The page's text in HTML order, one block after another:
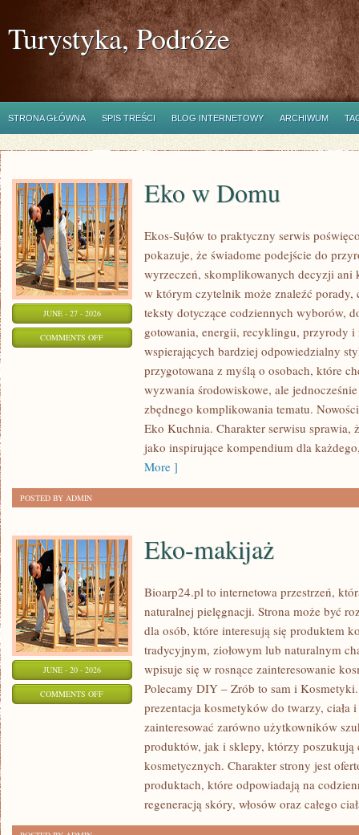
Turystyka, Podróże
STRONA GŁÓWNA SPIS TREŚCI BLOG INTERNETOWY ARCHIWUM
JUNE - 27 - 2026
COMMENTS OFFON
Eko w Domu
Ekos-Sułów to praktyczny serwis
pokazuje, że świadome podejście do
wyrzeczeń, skomplikowanych decyzji ani
w którym czytelnik może znaleźć porady,
teksty dotyczące codziennych wyborów,
gotowania, energii, recyklingu, przyrody i
wspierających bardziej odpowiedzialny
przygotowana z myślą o osobach, które
wyzwania środowiskowe, ale
zbędnego komplikowania tematu.
Eko Kuchnia. Charakter serwisu sprawia,
jako inspirujące kompendium dla
More ]
POSTED BY ADMIN
JUNE - 20 - 2026
COMMENTS OFFON
Eko-makijaż
Bioarp24.pl to internetowa przestrzeń,
naturalnej pielęgnacji. Strona może być
dla osób, które interesują się produktem
tradycyjnym, ziołowym lub naturalnym
wpisuje się w rosnące zainteresowanie
Polecamy DIY – Zrób to sam i
prezentacja kosmetyków do twarzy, ciała
zainteresować zarówno użytkowników
produktów, jak i sklepy, którzy poszukują
kosmetycznych. Charakter strony jest
produktach, które odpowiadają na
regeneracją skóry, włosów oraz całego